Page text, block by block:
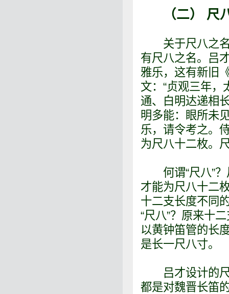
（二） 尺
关于尺八之名
有尺八之名。吕
雅乐，这有新旧
文：“贞观三年
通、白明达递相
明多能：眼所未
乐，请令考之。
为尺八十二枚。
何谓“尺八”？
才能为尺八十二
十二支长度不同
“尺八”？原来十
以黄钟笛管的长
是长一尺八寸。
吕才设计的尺
都是对魏晋长笛